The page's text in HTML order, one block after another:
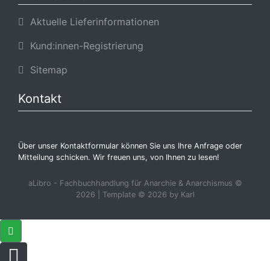
Aktuelle Lieferinformationen
Kund:innen-Registrierung
Sitemap
Kontakt
Über unser Kontaktformular können Sie uns Ihre Anfrage oder
Mitteilung schicken. Wir freuen uns, von Ihnen zu lesen!
aLibro - Fachbuchhandlung für Anarchie & Anarchismus ©
2026 | Template © 2026 by Karl